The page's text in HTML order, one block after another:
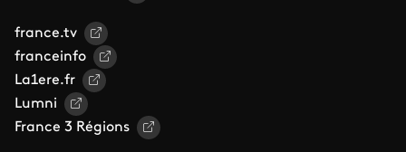
france.tv
franceinfo
La1ere.fr
Lumni
France 3 Régions